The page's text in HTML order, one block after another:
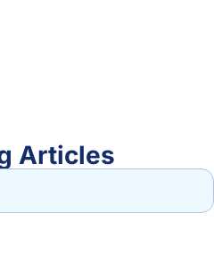
Articles